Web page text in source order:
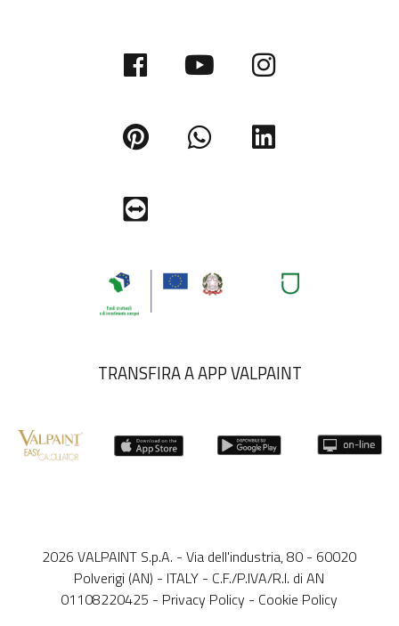
TRANSFIRA A APP VALPAINT
2026 VALPAINT S.p.A. - Via dell'industria, 80 - 60020
Polverigi (AN) - ITALY - C.F./P.IVA/R.I. di AN
01108220425 - Privacy Policy - Cookie Policy